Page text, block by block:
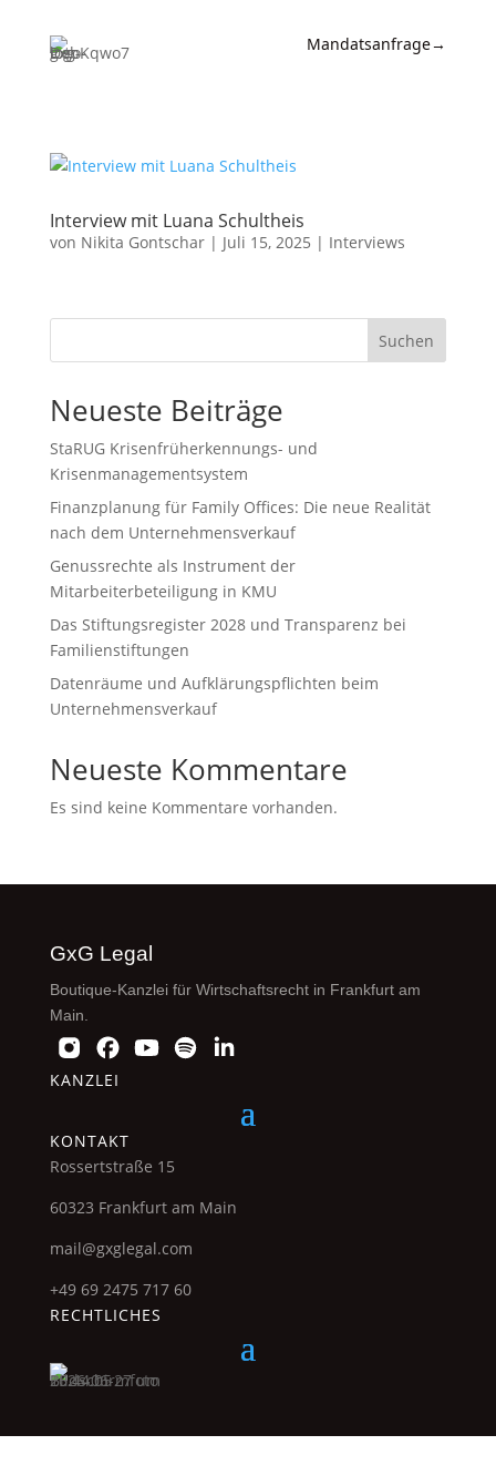
Kontakt
Mandatsanfrage→
Interview mit Luana Schultheis
von Nikita Gontschar| Juli 15, 2025 | Interviews
Suchen
Neueste Beiträge
StaRUG Krisenfrüherkennungs- und
Krisenmanagementsystem
Finanzplanung für Family Offices: Die neue Realität
nach dem Unternehmensverkauf
Genussrechte als Instrument der
Mitarbeiterbeteiligung in KMU
Das Stiftungsregister 2028 und Transparenz bei
Familienstiftungen
Datenräume und Aufklärungspflichten beim
Unternehmensverkauf
Neueste Kommentare
Es sind keine Kommentare vorhanden.
GxG Legal
Boutique-Kanzlei für Wirtschaftsrecht in Frankfurt am
Main.
KANZLEI
KONTAKT
Rossertstraße 15
60323 Frankfurt am Main
mail@gxglegal.com
+49 69 2475 717 60
RECHTLICHES